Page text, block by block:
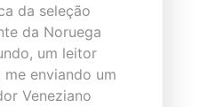
da seleção
da Noruega
um leitor
enviando um
Veneziano